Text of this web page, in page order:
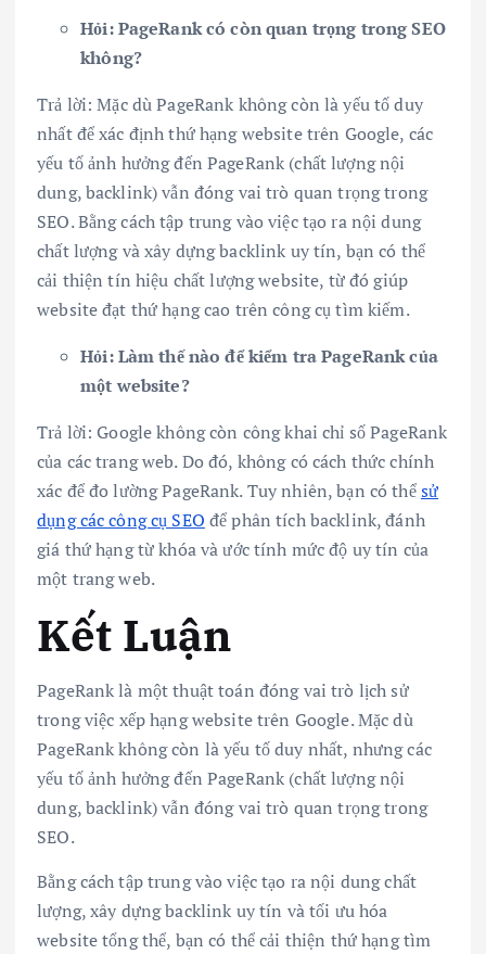
Hỏi: PageRank có còn quan trọng trong SEO
không?
Trả lời: Mặc dù PageRank không còn là yếu tố duy
nhất để xác định thứ hạng website trên Google, các
yếu tố ảnh hưởng đến PageRank (chất lượng nội
dung, backlink) vẫn đóng vai trò quan trọng trong
SEO. Bằng cách tập trung vào việc tạo ra nội dung
chất lượng và xây dựng backlink uy tín, bạn có thể
cải thiện tín hiệu chất lượng website, từ đó giúp
website đạt thứ hạng cao trên công cụ tìm kiếm.
Hỏi: Làm thế nào để kiểm tra PageRank của
một website?
Trả lời: Google không còn công khai chỉ số PageRank
của các trang web. Do đó, không có cách thức chính
xác để đo lường PageRank. Tuy nhiên, bạn có thểsử
dụng các công cụ SEO để phân tích backlink, đánh
giá thứ hạng từ khóa và ước tính mức độ uy tín của
một trang web.
Kết Luận
PageRank là một thuật toán đóng vai trò lịch sử
trong việc xếp hạng website trên Google. Mặc dù
PageRank không còn là yếu tố duy nhất, nhưng các
yếu tố ảnh hưởng đến PageRank (chất lượng nội
dung, backlink) vẫn đóng vai trò quan trọng trong
SEO.
Bằng cách tập trung vào việc tạo ra nội dung chất
lượng, xây dựng backlink uy tín và tối ưu hóa
website tổng thể, bạn có thể cải thiện thứ hạng tìm